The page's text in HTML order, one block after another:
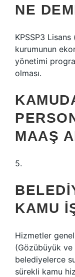
NE
KPSSP3
kurumunun
yönetimi
olması.
MAAŞ
5.
KAMU
Hizmetler
(Gözübüyük ve
belediyelerce
sürekli kamu